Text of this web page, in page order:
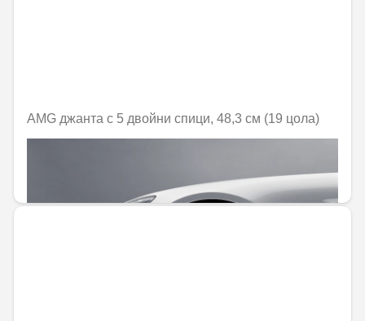
AMG джанта с 5 двойни спици, 48,3 см (19 цола)